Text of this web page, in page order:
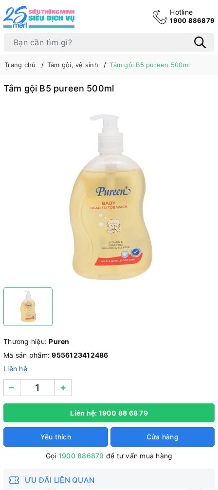
Hotline
1900 886879
Trang chủ Tắm gội, vệ sinh Tắm gội B5 pureen 500ml
Tắm gội B5 pureen 500ml
Thương hiệu:Puren
Mã sản phẩm:9556123412486
Liên hệ
– +
Liên hệ: 1900 88 68 79
Yêu thích Cửa hàng
Gọi 1900 886879 để tư vấn mua hàng
ƯU ĐÃI LIÊN QUAN